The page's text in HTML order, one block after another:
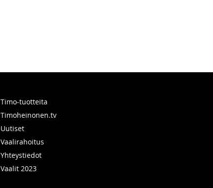
Timo-tuotteita
Timoheinonen.tv
Uutiset
Vaalirahoitus
Yhteystiedot
Vaalit 2023